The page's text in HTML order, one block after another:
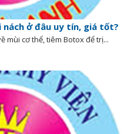
ở đâu uy tín, giá tốt?
mùi cơ thể, tiêm Botox để trị...